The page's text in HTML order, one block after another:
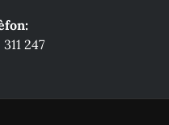
247